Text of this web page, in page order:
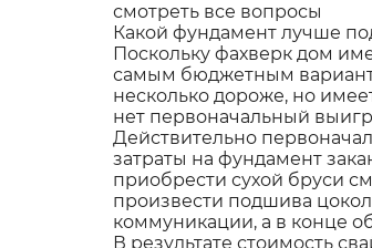
смотреть все вопросы
Какой фундамент лучше
Поскольку фахверк дом
самым бюджетным
несколько дороже, но
нет первоначальный
Действительно
затраты на фундамент
приобрести сухой бруси
произвести подшива
коммуникации, а в конце
В результате стоимость